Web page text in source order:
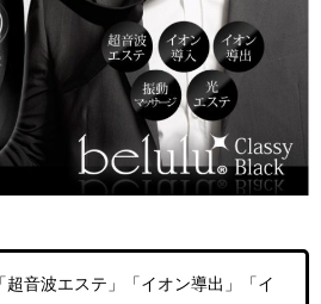
超音波エステ」「イオン導出」「イ